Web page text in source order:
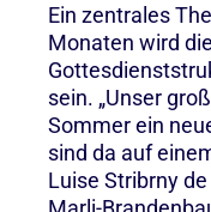
Ein zentrales
Monaten wird
sein. „Unser
Sommer ein
sind da auf
Luise Stribrny